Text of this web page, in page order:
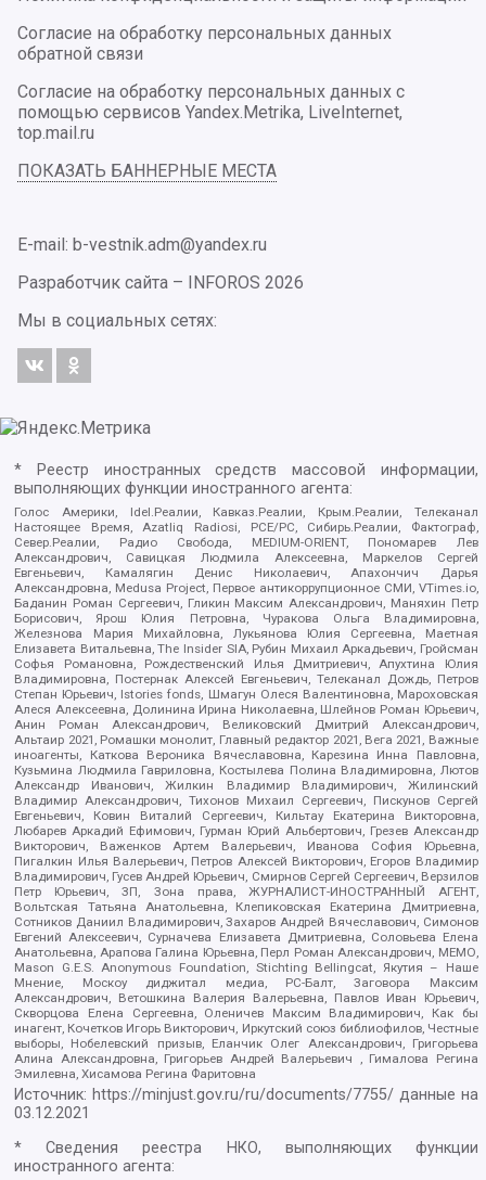
Согласие на обработку персональных данных
обратной связи
Согласие на обработку персональных данных с
помощью сервисов Yandex.Metrika, LiveInternet,
top.mail.ru
ПОКАЗАТЬ БАННЕРНЫЕ МЕСТА
E-mail: b-vestnik.adm@yandex.ru
Разработчик сайта – INFOROS 2026
Мы в социальных сетях:
* Реестр иностранных средств массовой информации,
выполняющих функции иностранного агента:
Голос Америки, Idel.Реалии, Кавказ.Реалии, Крым.Реалии, Телеканал
Настоящее Время, Azatliq Radiosi, PCE/PC, Сибирь.Реалии, Фактограф,
Север.Реалии, Радио Свобода, MEDIUM-ORIENT, Пономарев Лев
Александрович, Савицкая Людмила Алексеевна, Маркелов Сергей
Евгеньевич, Камалягин Денис Николаевич, Апахончич Дарья
Александровна, Medusa Project, Первое антикоррупционное СМИ, VTimes.io,
Баданин Роман Сергеевич, Гликин Максим Александрович, Маняхин Петр
Борисович, Ярош Юлия Петровна, Чуракова Ольга Владимировна,
Железнова Мария Михайловна, Лукьянова Юлия Сергеевна, Маетная
Елизавета Витальевна, The Insider SIA, Рубин Михаил Аркадьевич, Гройсман
Софья Романовна, Рождественский Илья Дмитриевич, Апухтина Юлия
Владимировна, Постернак Алексей Евгеньевич, Телеканал Дождь, Петров
Степан Юрьевич, Istories fonds, Шмагун Олеся Валентиновна, Мароховская
Алеся Алексеевна, Долинина Ирина Николаевна, Шлейнов Роман Юрьевич,
Анин Роман Александрович, Великовский Дмитрий Александрович,
Альтаир 2021, Ромашки монолит, Главный редактор 2021, Вега 2021, Важные
иноагенты, Каткова Вероника Вячеславовна, Карезина Инна Павловна,
Кузьмина Людмила Гавриловна, Костылева Полина Владимировна, Лютов
Александр Иванович, Жилкин Владимир Владимирович, Жилинский
Владимир Александрович, Тихонов Михаил Сергеевич, Пискунов Сергей
Евгеньевич, Ковин Виталий Сергеевич, Кильтау Екатерина Викторовна,
Любарев Аркадий Ефимович, Гурман Юрий Альбертович, Грезев Александр
Викторович, Важенков Артем Валерьевич, Иванова София Юрьевна,
Пигалкин Илья Валерьевич, Петров Алексей Викторович, Егоров Владимир
Владимирович, Гусев Андрей Юрьевич, Смирнов Сергей Сергеевич, Верзилов
Петр Юрьевич, ЗП, Зона права, ЖУРНАЛИСТ-ИНОСТРАННЫЙ АГЕНТ,
Вольтская Татьяна Анатольевна, Клепиковская Екатерина Дмитриевна,
Сотников Даниил Владимирович, Захаров Андрей Вячеславович, Симонов
Евгений Алексеевич, Сурначева Елизавета Дмитриевна, Соловьева Елена
Анатольевна, Арапова Галина Юрьевна, Перл Роман Александрович, МЕМО,
Mason G.E.S. Anonymous Foundation, Stichting Bellingcat, Якутия – Наше
Мнение, Москоу диджитал медиа, РС-Балт, Заговора Максим
Александрович, Ветошкина Валерия Валерьевна, Павлов Иван Юрьевич,
Скворцова Елена Сергеевна, Оленичев Максим Владимирович, Как бы
инагент, Кочетков Игорь Викторович, Иркутский союз библиофилов, Честные
выборы, Нобелевский призыв, Еланчик Олег Александрович, Григорьева
Алина Александровна, Григорьев Андрей Валерьевич , Гималова Регина
Эмилевна, Хисамова Регина Фаритовна
Источник: https://minjust.gov.ru/ru/documents/7755/ данные на
03.12.2021
* Сведения реестра НКО, выполняющих функции
иностранного агента: